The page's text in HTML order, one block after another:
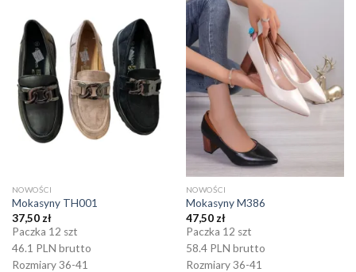
NOWOŚCI
Mokasyny TH001
37,50 zł
Paczka 12 szt
46.1 PLN brutto
Rozmiary 36-41
NOWOŚCI
Mokasyny M386
47,50 zł
Paczka 12 szt
58.4 PLN brutto
Rozmiary 36-41